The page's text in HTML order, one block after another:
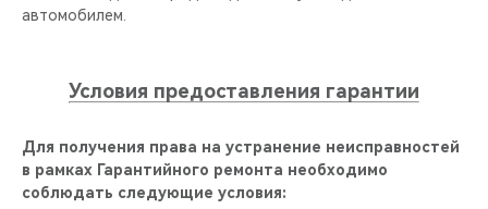
автомобилем.
Условия предоставления гарантии
Для получения права на устранение неисправностей
в рамках Гарантийного ремонта необходимо
соблюдать следующие условия: